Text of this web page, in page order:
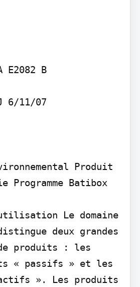
E2082 B
6/11/07
Produit
Programme Batibox
Le domaine
deux grandes
produits : les
« passifs » et les
». Les produits